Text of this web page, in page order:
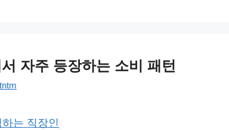
자주 등장하는 소비 패턴